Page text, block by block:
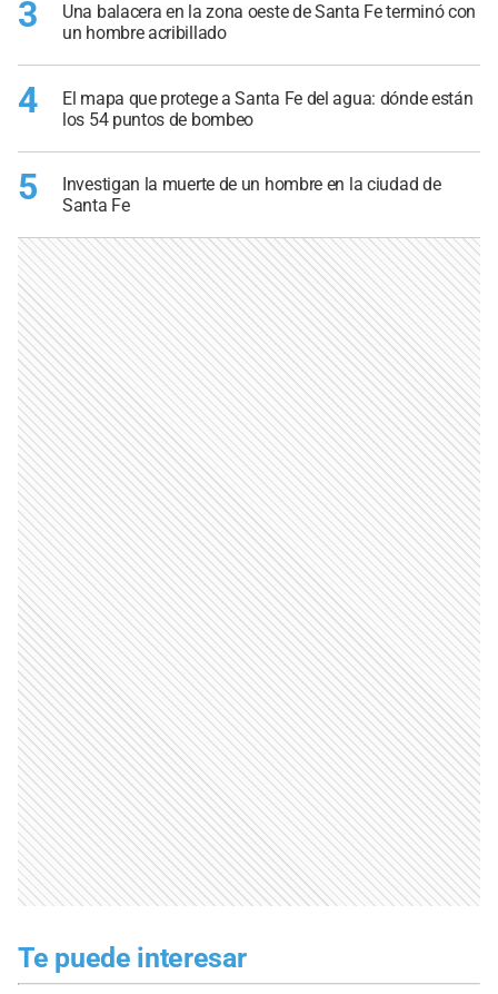
3
Una balacera en la zona oeste de Santa Fe terminó con
un hombre acribillado
4
El mapa que protege a Santa Fe del agua: dónde están
los 54 puntos de bombeo
5
Investigan la muerte de un hombre en la ciudad de
Santa Fe
Te puede interesar